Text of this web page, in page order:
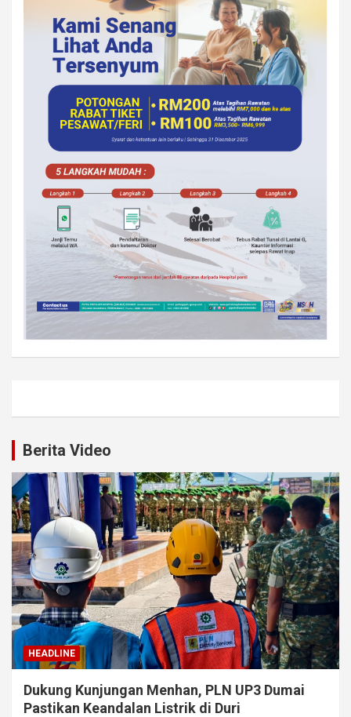
Berita Video
HEADLINE
Dukung Kunjungan Menhan, PLN UP3 Dumai
Pastikan Keandalan Listrik di Duri